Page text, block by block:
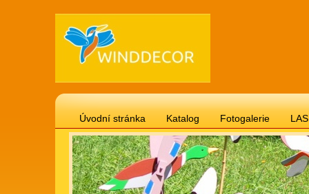
Úvodní stránka Katalog Fotogalerie
Gravírované cedulky 20 x 12 cm téma psi, kočky
Gravírované cedulky 20 x 12 cm motivační, životní
Gravírované cedulky "svitek" 24 x 18 cm
Gravírované cedulky 20 x 12 cm vtipné
Hodiny